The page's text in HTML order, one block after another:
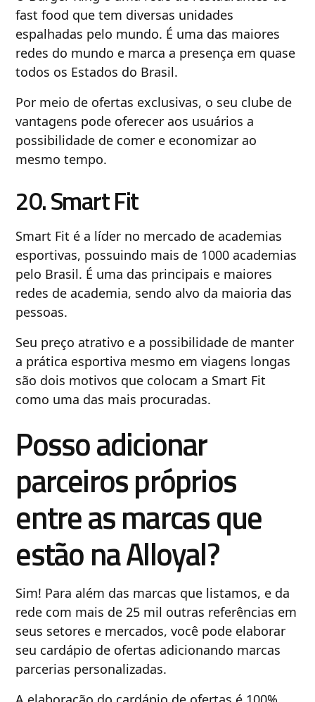
fast food que tem diversas unidades
espalhadas pelo mundo. É uma das maiores
redes do mundo e marca a presença em quase
todos os Estados do Brasil.
Por meio de ofertas exclusivas, o seu clube de
vantagens pode oferecer aos usuários a
possibilidade de comer e economizar ao
mesmo tempo.
20. Smart Fit
Smart Fit é a líder no mercado de academias
esportivas, possuindo mais de 1000 academias
pelo Brasil. É uma das principais e maiores
redes de academia, sendo alvo da maioria das
pessoas.
Seu preço atrativo e a possibilidade de manter
a prática esportiva mesmo em viagens longas
são dois motivos que colocam a Smart Fit
como uma das mais procuradas.
Posso adicionar
parceiros próprios
entre as marcas que
estão na Alloyal?
Sim! Para além das marcas que listamos, e da
rede com mais de 25 mil outras referências em
seus setores e mercados, você pode elaborar
seu cardápio de ofertas adicionando marcas
parcerias personalizadas.